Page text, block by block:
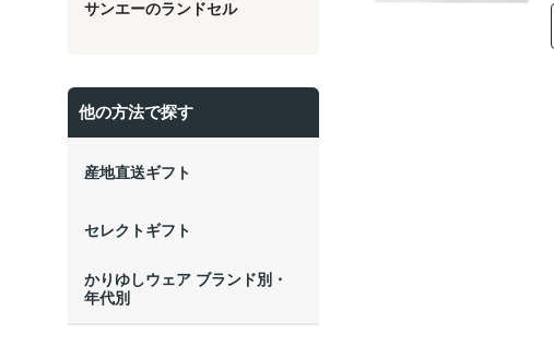
サンエーのランドセル
他の方法で探す
産地直送ギフト
セレクトギフト
かりゆしウェア ブランド別・
年代別